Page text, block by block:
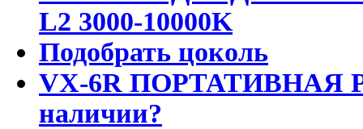
L2 3000-10000K
Подобрать цоколь
VX-6R ПОРТАТИВНАЯ
наличии?